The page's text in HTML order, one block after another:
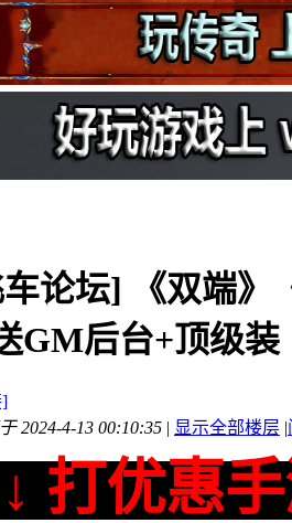
论坛]
《双端
GM后台+顶级装
]
2024-4-13 00:10:35 | 显示全部楼层 |
打优惠